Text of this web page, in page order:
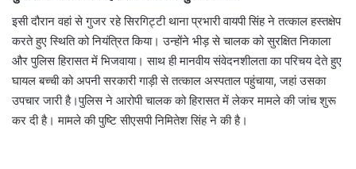
इसी दौरान वहां से गुजर रहे सिरगिट्टी थाना प्रभारी वायपी सिंह ने तत्काल हस्तक्षेप
करते हुए स्थिति को नियंत्रित किया। उन्होंने भीड़ से चालक को सुरक्षित निकाला
और पुलिस हिरासत में भिजवाया। साथ ही मानवीय संवेदनशीलता का परिचय देते हुए
घायल बच्ची को अपनी सरकारी गाड़ी से तत्काल अस्पताल पहुंचाया, जहां उसका
उपचार जारी है।पुलिस ने आरोपी चालक को हिरासत में लेकर मामले की जांच शुरू
कर दी है। मामले की पुष्टि सीएसपी निमितेश सिंह ने की है।